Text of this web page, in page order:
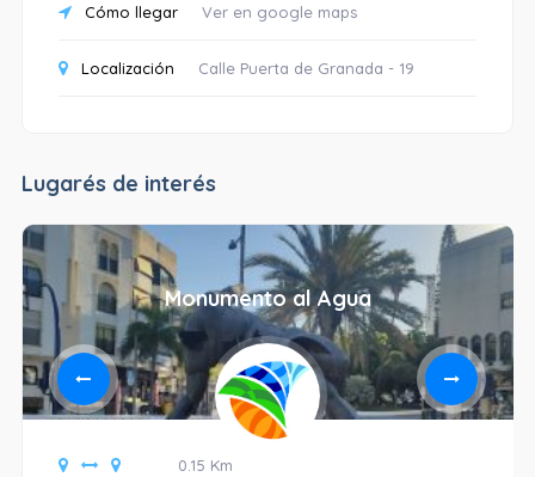
Cómo llegar Ver en google maps
Localización Calle Puerta de Granada - 19
Lugarés de interés
Monumento al Agua
0.15 Km